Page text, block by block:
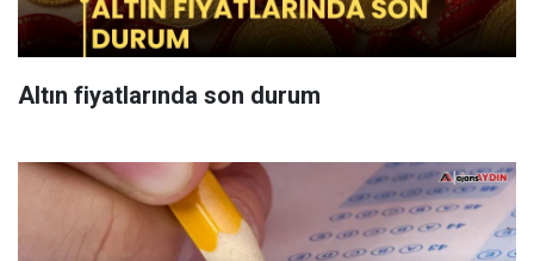
Altın fiyatlarında son durum